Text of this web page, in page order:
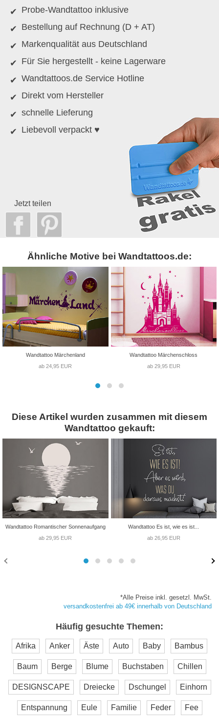
Probe-Wandtattoo inklusive
Bestellung auf Rechnung (D + AT)
Markenqualität aus Deutschland
Für Sie hergestellt - keine Lagerware
Wandtattoos.de Service Hotline
Direkt vom Hersteller
schnelle Lieferung
Liebevoll verpackt ♥
Jetzt teilen
Ähnliche Motive bei Wandtattoos.de:
Wandtattoo Märchenland
ab 24,95 EUR
Wandtattoo Märchenschloss
ab 29,95 EUR
Diese Artikel wurden zusammen mit diesem
Wandtattoo gekauft:
Wandtattoo Romantischer Sonnenaufgang
ab 29,95 EUR
Wandtattoo Es ist, wie es ist...
ab 26,95 EUR
*Alle Preise inkl. gesetzl. MwSt.
versandkostenfrei ab 49€ innerhalb von Deutschland
Häufig gesuchte Themen:
Afrika Anker Äste Auto Baby Bambus
Baum Berge Blume Buchstaben Chillen
DESIGNSCAPE Dreiecke Dschungel Einhorn
Entspannung Eule Familie Feder Fee